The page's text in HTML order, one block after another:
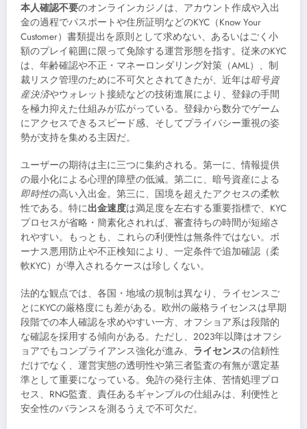
本人確認不要のオンラインカジノは、アカウント作成や入出
金の過程でパスポートや住所証明などのKYC（Know Your
Customer）書類提出を原則として求めない、あるいはごく小
額のプレイ範囲に限って免除する運営形態を指す。従来のKYC
は、年齢確認や不正・マネーロンダリング対策（AML）、制
裁リスク管理のために不可欠とされてきたが、近年は暗号資
産決済やウォレット接続などの技術進展により、登録の手間
を極力抑えた仕組みが広がっている。登録から数分でゲーム
にアクセスできるスピード感、そしてプライバシー重視の姿
勢が支持を集める主因だ。
ユーザーの期待は主に三つに集約される。第一に、情報提供
の最小化による心理的障壁の低減。第二に、暗号資産による
即時性の高い入出金。第三に、国境を超えたアクセスの柔軟
性である。特に出金速度は満足度を左右する重要指標で、KYC
プロセスが省略・簡素化されれば、審査待ちの時間が短縮さ
れやすい。もっとも、これらの利便性は無条件ではない。ボ
ーナス悪用防止や不正検知により、一定条件で追加確認（柔
軟KYC）が導入されるケースは珍しくない。
法的な観点では、各国・地域の規制は異なり、ライセンスご
とにKYCの厳格度にも差がある。欧州の厳格ライセンスは早期
段階での本人確認を求めやすい一方、オフショア系は段階的
な確認を採用する傾向がある。ただし、2023年以降はオフシ
ョアでもコンプライアンス強化が進み、 ライセンスの信頼性
だけでなく、運営実態の透明性や第三者監査の有無が選定基
準として重要になっている。免許の発行主体、苦情処理プロ
セス、RNG監査、責任あるギャンブルの仕組みは、利便性と
安全性のバランスを測るうえで不可欠だ。